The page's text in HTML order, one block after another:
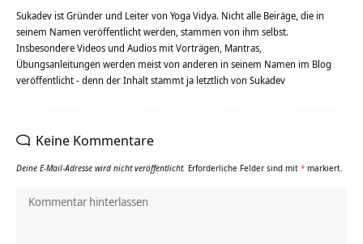
Sukadev ist Gründer und Leiter von Yoga Vidya. Nicht alle Beiräge, die in
seinem Namen veröffentlicht werden, stammen von ihm selbst.
Insbesondere Videos und Audios mit Vorträgen, Mantras,
Übungsanleitungen werden meist von anderen in seinem Namen im Blog
veröffentlicht - denn der Inhalt stammt ja letztlich von Sukadev
Keine Kommentare
Deine E-Mail-Adresse wird nicht veröffentlicht. Erforderliche Felder sind mit * markiert.